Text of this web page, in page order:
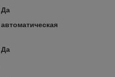
Да
автоматическая
Да